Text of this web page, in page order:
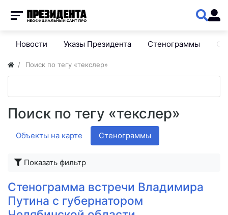
Новости Указы Президента Стенограммы
Поиск по тегу «текслер»
Поиск по тегу «текслер»
Объекты на карте Стенограммы
Показать фильтр
Стенограмма встречи Владимира
Путина с губернатором